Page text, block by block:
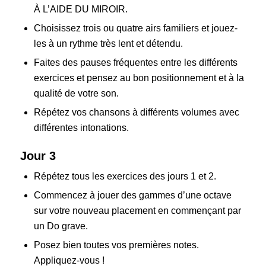
À L’AIDE DU MIROIR.
Choisissez trois ou quatre airs familiers et jouez-
les à un rythme très lent et détendu.
Faites des pauses fréquentes entre les différents
exercices et pensez au bon positionnement et à la
qualité de votre son.
Répétez vos chansons à différents volumes avec
différentes intonations.
Jour 3
Répétez tous les exercices des jours 1 et 2.
Commencez à jouer des gammes d’une octave
sur votre nouveau placement en commençant par
un Do grave.
Posez bien toutes vos premières notes.
Appliquez-vous !